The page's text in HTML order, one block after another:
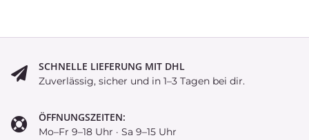
SCHNELLE LIEFERUNG MIT DHL
Zuverlässig, sicher und in 1–3 Tagen bei dir.
ÖFFNUNGSZEITEN:
Mo–Fr 9–18 Uhr · Sa 9–15 Uhr